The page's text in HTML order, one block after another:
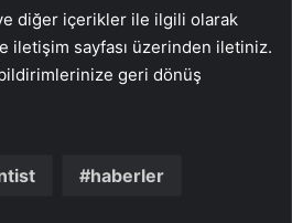
diğer içerikler ile ilgili olarak
iletişim sayfası üzerinden iletiniz.
geri dönüş
haberler